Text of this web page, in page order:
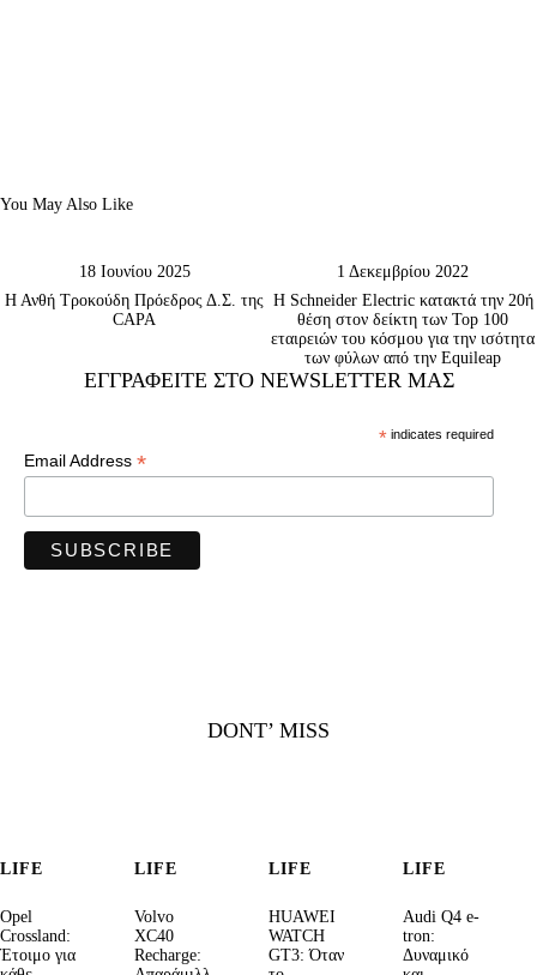
You May Also Like
18 Ιουνίου 2025
Η Ανθή Τροκούδη Πρόεδρος Δ.Σ. της
CAPA
1 Δεκεμβρίου 2022
Η Schneider Electric κατακτά την 20ή
θέση στον δείκτη των Top 100
εταιρειών του κόσμου για την ισότητα
των φύλων από την Equileap
ΕΓΓΡΑΦΕΊΤΕ ΣΤΟ NEWSLETTER ΜΑΣ
*indicates required
Email Address *
DONT’ MISS
LIFE
Opel
Crossland:
Έτοιμο για
LIFE
Volvo
XC40
Recharge:
LIFE
HUAWEI
WATCH
GT3: Όταν
LIFE
Audi Q4 e-
tron:
Δυναμικό